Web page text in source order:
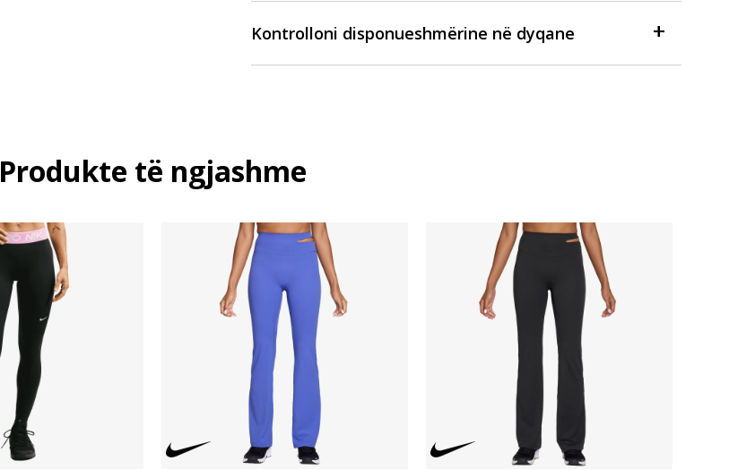
Kontrolloni disponueshmërine në dyqane
Produkte të ngjashme